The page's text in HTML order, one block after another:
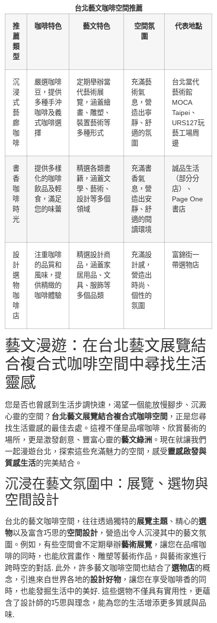
台北藝文咖啡空間推薦
推
薦
類
型
咖啡特色 藝文特色
空間氛
圍
代表地點
沉
浸
式
藝
廊
咖
啡
嚴選咖啡
豆，提供
多種手沖
咖啡及義
式咖啡選
擇
定期舉辦當
代藝術展
覽，涵蓋繪
畫、雕塑、
裝置藝術等
多種形式
充滿藝
術氣
息，營
造出寧
靜、舒
適的氛
圍
台北當代
藝術館
MOCA
Taipei、
URS127玩
藝工場周
邊
書
香
咖
啡
時
光
提供多樣
化的咖啡
飲品及輕
食，滿足
您的味蕾
精選各類書
籍，涵蓋文
學、藝術、
設計等多個
領域
充滿書
香氣
息，營
造出安
靜、舒
適的閱
讀環境
誠品生活
（部分分
店）、
Page One
書店
設
計
選
物
咖
啡
店
注重咖啡
的品質和
風味，提
供精緻的
咖啡體驗
精選設計商
品，涵蓋家
居用品、文
具、服飾等
多個品類
充滿設
計感，
營造出
時尚、
個性的
氛圍
富錦街一
帶選物店
藝文漫遊：在台北藝文展覽結
合複合式咖啡空間中尋找生活
靈感
您是否也曾感到生活步調快速，渴望一個能放慢腳步、沉澱
心靈的空間？ 台北藝文展覽結合複合式咖啡空間 ，正是您尋
找生活靈感的最佳去處。這裡不僅是品嚐咖啡、欣賞藝術的
場所，更是激發創意、豐富心靈的藝文綠洲 。現在就讓我們
一起漫遊台北，探索這些充滿魅力的空間，感受靈感啟發與
質感生活的完美結合。
沉浸在藝文氛圍中：展覽、選物與
空間設計
台北的藝文咖啡空間，往往透過獨特的展覽主題 、精心的選
物以及富含巧思的空間設計 ，營造出令人沉浸其中的藝文氛
圍。例如，有些空間會不定期舉辦藝術展覽 ，讓您在品嚐咖
啡的同時，也能欣賞畫作、雕塑等藝術作品，與藝術家進行
跨時空的對話. 此外，許多藝文咖啡空間也結合了選物店的概
念，引進來自世界各地的設計好物 ，讓您在享受咖啡香的同
時，也能發掘生活中的美好. 這些選物不僅具有實用性，更蘊
含了設計師的巧思與理念，能為您的生活增添更多質感與品
味.